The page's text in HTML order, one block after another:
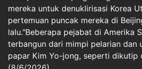
mereka untuk denuklirisasi Korea
pertemuan puncak mereka di
lalu."Beberapa pejabat di Amerika
terbangun dari mimpi pelarian dan
papar Kim Yo-jong, seperti dikutip